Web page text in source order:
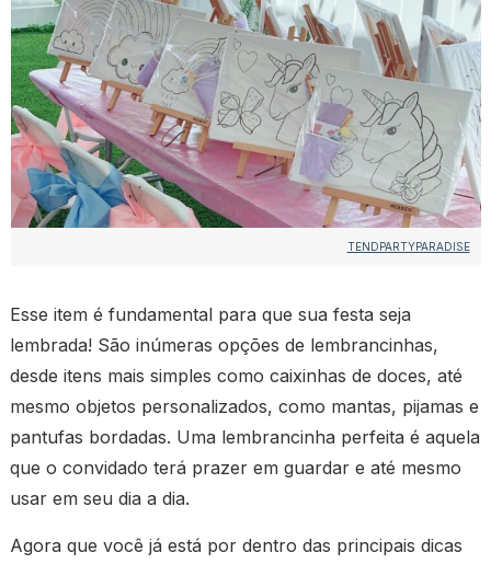
TENDPARTYPARADISE
Esse item é fundamental para que sua festa seja
lembrada! São inúmeras opções de lembrancinhas,
desde itens mais simples como caixinhas de doces, até
mesmo objetos personalizados, como mantas, pijamas e
pantufas bordadas. Uma lembrancinha perfeita é aquela
que o convidado terá prazer em guardar e até mesmo
usar em seu dia a dia.
Agora que você já está por dentro das principais dicas